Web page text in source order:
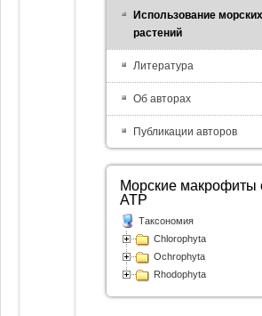
Использование морских
растений
Литература
Об авторах
Публикации авторов
Морские макрофиты
АТР
Таксономия
Chlorophyta
Ochrophyta
Rhodophyta